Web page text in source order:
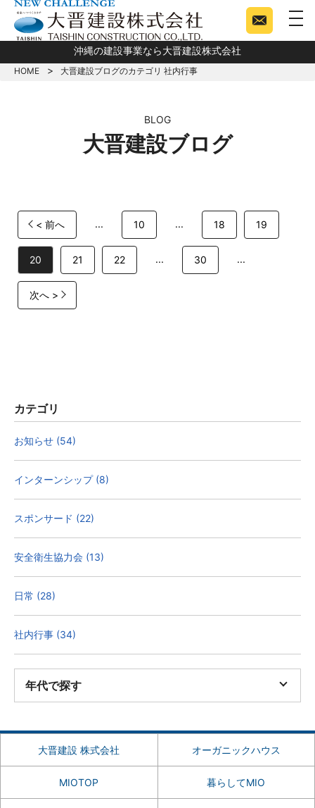
沖縄の建設事業なら大晋建設株式会社
HOME 大晋建設ブログのカテゴリ 社内行事
BLOG
大晋建設ブログ
< 前へ ... 10 ... 18 19
20 21 22 ... 30 ...
次へ >
カテゴリ
お知らせ (54)
インターンシップ (8)
スポンサード (22)
安全衛生協力会 (13)
日常 (28)
社内行事 (34)
年代で探す
大晋建設 株式会社 オーガニックハウス
MIOTOP 暮らしてMIO